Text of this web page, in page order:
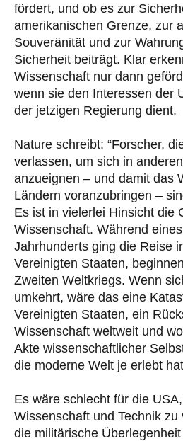
fördert, und ob es zur
amerikanischen Grenze, zur
Souveränität und zur
Sicherheit beiträgt. Klar
Wissenschaft nur dann
wenn sie den Interessen der
der jetzigen Regierung dient.
Nature schreibt: “Forscher,
verlassen, um sich in
anzueignen – und damit das
Ländern voranzubringen –
Es ist in vielerlei Hinsicht die
Wissenschaft. Während
Jahrhunderts ging die Reise
Vereinigten Staaten,
Zweiten Weltkriegs. Wenn
umkehrt, wäre das eine
Vereinigten Staaten, ein
Wissenschaft weltweit und
Akte wissenschaftlicher
die moderne Welt je erlebt
Es wäre schlecht für die
Wissenschaft und Technik
die militärische